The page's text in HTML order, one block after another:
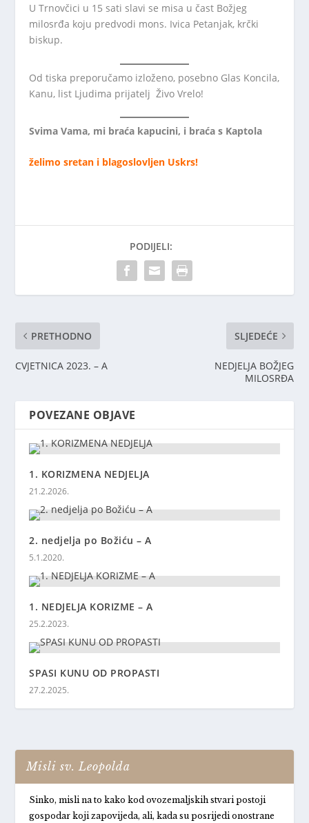
U Trnovčici u 15 sati slavi se misa u čast Božjeg
milosrđa koju predvodi mons. Ivica Petanjak, krčki
biskup.
Od tiska preporučamo izloženo, posebno Glas Koncila,
Kanu, list Ljudima prijatelj Živo Vrelo!
Svima Vama, mi braća kapucini, i braća s Kaptola
želimo sretan i blagoslovljen Uskrs!
PODIJELI:
PRETHODNO
CVJETNICA 2023. – A
SLJEDEĆE
NEDJELJA BOŽJEG
MILOSRĐA
POVEZANE OBJAVE
1. KORIZMENA NEDJELJA
21.2.2026.
2. nedjelja po Božiću – A
5.1.2020.
1. NEDJELJA KORIZME – A
25.2.2023.
SPASI KUNU OD PROPASTI
27.2.2025.
Misli sv. Leopolda
Sinko, misli na to kako kod ovozemaljskih stvari postoji
gospodar koji zapovijeda, ali, kada su posrijedi onostrane